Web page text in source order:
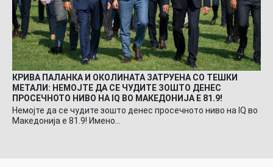
КРИВА ПАЛАНКА И ОКОЛИНАТА ЗАТРУЕНА СО ТЕШКИ
МЕТАЛИ: НЕМОЈТЕ ДА СЕ ЧУДИТЕ ЗОШТО ДЕНЕС
ПРОСЕЧНОТО НИВО НА IQ ВО МАКЕДОНИЈА Е 81.9!
Немојте да се чудите зошто денес просечното ниво на IQ во
Македонија е 81.9! Имено…